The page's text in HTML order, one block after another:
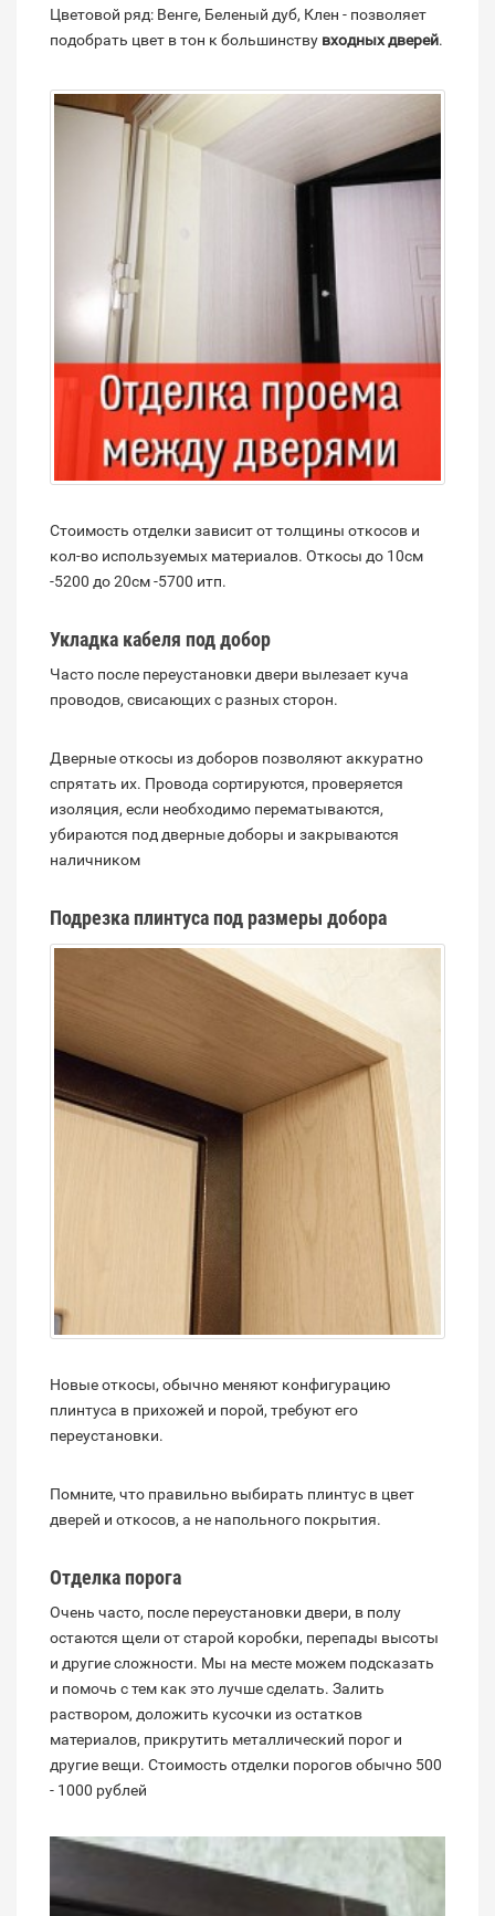
Цветовой ряд: Венге, Беленый дуб, Клен - позволяет
подобрать цвет в тон к большинству входных дверей.
Стоимость отделки зависит от толщины откосов и
кол-во используемых материалов. Откосы до 10см
-5200 до 20см -5700 итп.
Укладка кабеля под добор
Часто после переустановки двери вылезает куча
проводов, свисающих с разных сторон.
Дверные откосы из доборов позволяют аккуратно
спрятать их. Провода сортируются, проверяется
изоляция, если необходимо перематываются,
убираются под дверные доборы и закрываются
наличником
Подрезка плинтуса под размеры добора
Новые откосы, обычно меняют конфигурацию
плинтуса в прихожей и порой, требуют его
переустановки.
Помните, что правильно выбирать плинтус в цвет
дверей и откосов, а не напольного покрытия.
Отделка порога
Очень часто, после переустановки двери, в полу
остаются щели от старой коробки, перепады высоты
и другие сложности. Мы на месте можем подсказать
и помочь с тем как это лучше сделать. Залить
раствором, доложить кусочки из остатков
материалов, прикрутить металлический порог и
другие вещи. Стоимость отделки порогов обычно 500
- 1000 рублей